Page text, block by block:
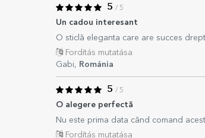
5 / 5
Un cadou interesant
O sticlă eleganta care are succes
Fordítás mutatása
Gabi, Románia
5 / 5
O alegere perfectă
Nu este prima data când comand
Fordítás mutatása